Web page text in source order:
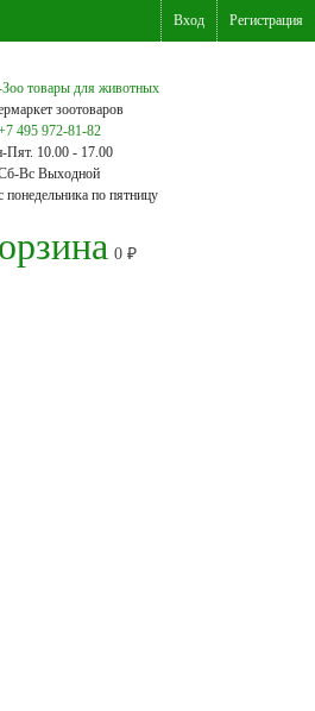
Вход Регистрация
зоотоваров
495 972-81-82
Пят. 10.00 - 17.00
Вс Выходной
понедельника по пятницу
0 ₽